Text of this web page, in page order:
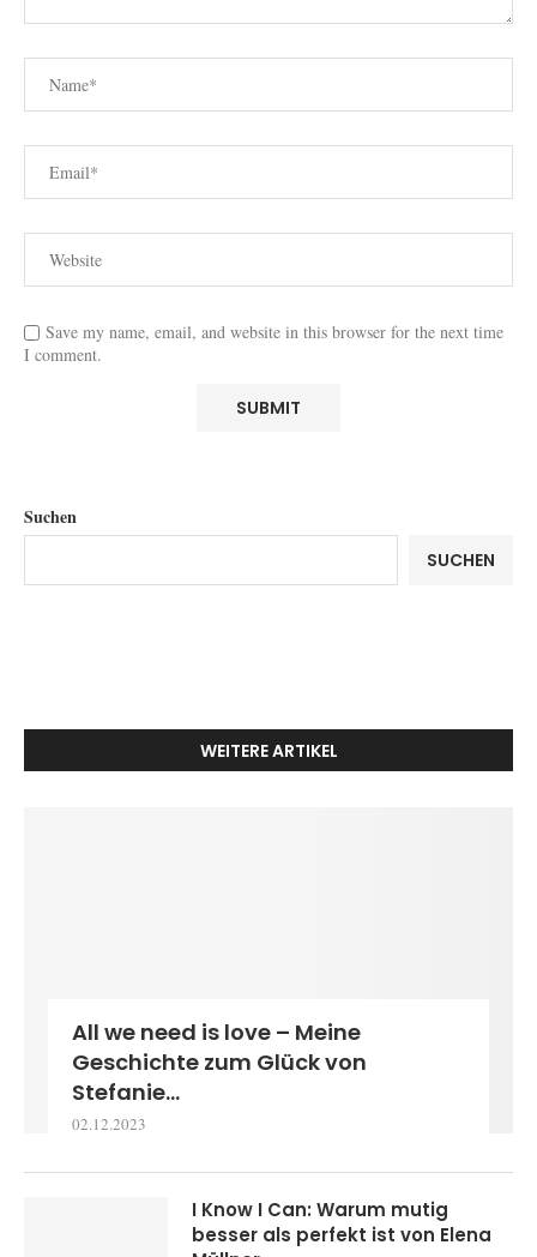
Save my name, email, and website in this browser for the next time
I comment.
Suchen
SUCHEN
WEITERE ARTIKEL
All we need is love – Meine
Geschichte zum Glück von
Stefanie...
02.12.2023
I Know I Can: Warum mutig
besser als perfekt ist von Elena